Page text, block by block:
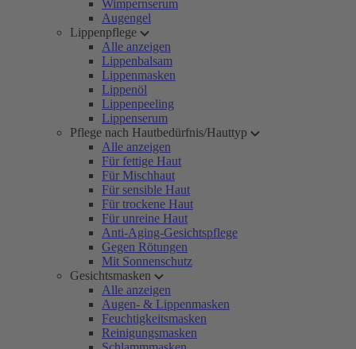
Wimpernserum
Augengel
Lippenpflege
Alle anzeigen
Lippenbalsam
Lippenmasken
Lippenöl
Lippenpeeling
Lippenserum
Pflege nach Hautbedürfnis/Hauttyp
Alle anzeigen
Für fettige Haut
Für Mischhaut
Für sensible Haut
Für trockene Haut
Für unreine Haut
Anti-Aging-Gesichtspflege
Gegen Rötungen
Mit Sonnenschutz
Gesichtsmasken
Alle anzeigen
Augen- & Lippenmasken
Feuchtigkeitsmasken
Reinigungsmasken